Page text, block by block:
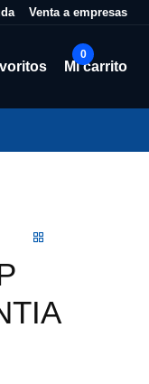
Venta a empresas
Mi carrito
0